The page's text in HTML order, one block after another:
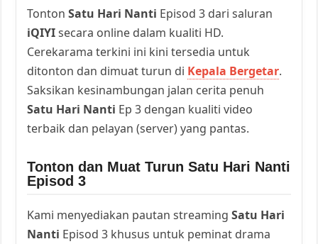
TontonSatu Hari Nanti Episod 3 dari saluran
iQIYIsecara online dalam kualiti HD.
Cerekarama terkini ini kini tersedia untuk
ditonton dan dimuat turun di Kepala Bergetar.
Saksikan kesinambungan jalan cerita penuh
Satu Hari Nanti Ep 3 dengan kualiti video
terbaik dan pelayan (server) yang pantas.
Tonton dan Muat Turun Satu Hari Nanti
Episod 3
Kami menyediakan pautan streamingSatu Hari
Nanti Episod 3 khusus untuk peminat drama